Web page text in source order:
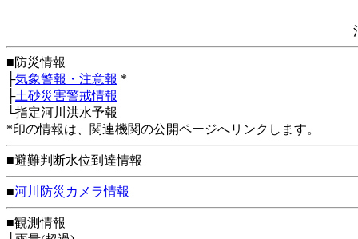
■防災情報
├気象警報・注意報 *
├土砂災害警戒情報
└指定河川洪水予報
*印の情報は、関連機関の公開ページへリンクします。
■避難判断水位到達情報
■河川防災カメラ情報
■観測情報